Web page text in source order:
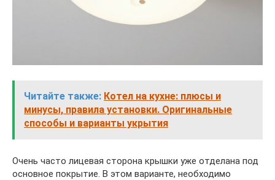
Читайте также: Котел на кухне: плюсы и
минусы, правила установки. Оригинальные
способы и варианты укрытия
Очень часто лицевая сторона крышки уже отделана под
основное покрытие. В этом варианте, необходимо